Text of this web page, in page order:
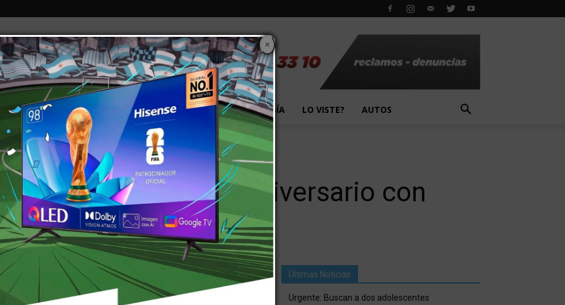
EXTRA! MUNDO PAÍS EVENTOS TECNOLOGÍA LO VISTE? AUTOS
aniversario con desfile solidario
Martín celebrarán aniversario con
×
Últimas Noticias
Urgente: Buscan a dos adolescentes